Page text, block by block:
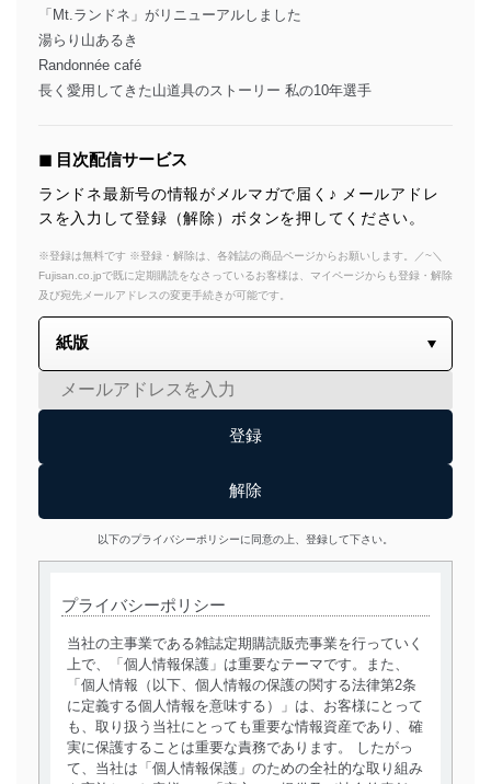
「Mt.ランドネ」がリニューアルしました
湯らり山あるき
Randonnée café
長く愛用してきた山道具のストーリー 私の10年選手
◼︎ 目次配信サービス
ランドネ最新号の情報がメルマガで届く♪ メールアドレ
スを入力して登録（解除）ボタンを押してください。
※登録は無料です ※登録・解除は、各雑誌の商品ページからお願いします。／~＼
Fujisan.co.jpで既に定期購読をなさっているお客様は、マイページからも登録・解除
及び宛先メールアドレスの変更手続きが可能です。
以下のプライバシーポリシーに同意の上、登録して下さい。
プライバシーポリシー
当社の主事業である雑誌定期購読販売事業を行っていく
上で、「個人情報保護」は重要なテーマです。また、
「個人情報（以下、個人情報の保護の関する法律第2条
に定義する個人情報を意味する）」は、お客様にとって
も、取り扱う当社にとっても重要な情報資産であり、確
実に保護することは重要な責務であります。 したがっ
て、当社は「個人情報保護」のための全社的な取り組み